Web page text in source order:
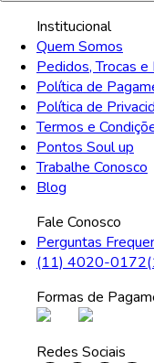
Institucional
Quem Somos
Pedidos, Trocas
Política de
Política de
Termos e
Pontos Soul up
Trabalhe Conosco
Blog
Fale Conosco
Perguntas
(11) 4020-0172
Formas de
Redes Sociais